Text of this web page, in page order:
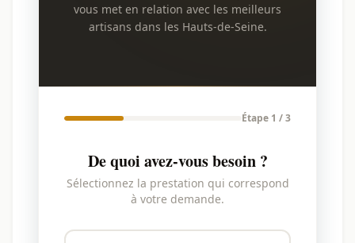
vous met en relation avec les meilleurs
artisans dans les Hauts-de-Seine.
Étape 1 / 3
De quoi avez-vous besoin ?
Sélectionnez la prestation qui correspond
à votre demande.